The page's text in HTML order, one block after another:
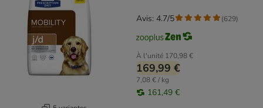
À l'unité 170,98 €
169,99 €
7,08 € / kg
161,49 €
Avis: 4.7/5 (629)